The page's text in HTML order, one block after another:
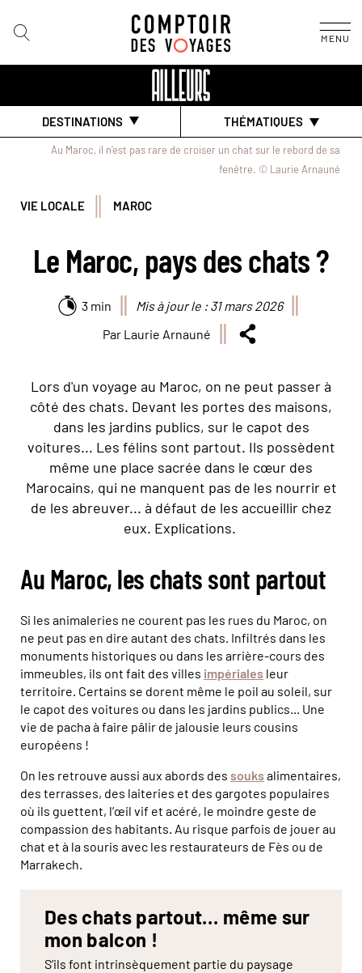
MENU
DESTINATIONS THÉMATIQUES
Au Maroc, il n'est pas rare de croiser un chat sur le rebord de sa
fenêtre. © Laurie Arnauné
VIE LOCALE MAROC
Le Maroc, pays des chats ?
3 min
Mis à jour le : 31 mars 2026
Par Laurie Arnauné
Lors d'un voyage au Maroc, on ne peut passer à
côté des chats. Devant les portes des maisons,
dans les jardins publics, sur le capot des
voitures... Les félins sont partout. Ils possèdent
même une place sacrée dans le cœur des
Marocains, qui ne manquent pas de les nourrir et
de les abreuver... à défaut de les accueillir chez
eux. Explications.
Au Maroc, les chats sont partout
Si les animaleries ne courent pas les rues du Maroc, on
ne peut pas en dire autant des chats. Infiltrés dans les
monuments historiques ou dans les arrière-cours des
immeubles, ils ont fait des villes impériales leur
territoire. Certains se dorent même le poil au soleil, sur
le capot des voitures ou dans les jardins publics... Une
vie de pacha à faire pâlir de jalousie leurs cousins
européens !
On les retrouve aussi aux abords des souksalimentaires,
des terrasses, des laiteries et des gargotes populaires
où ils guettent, l’œil vif et acéré, le moindre geste de
compassion des habitants. Au risque parfois de jouer au
chat et à la souris avec les restaurateurs de Fès ou de
Marrakech.
Des chats partout… même sur
mon balcon !
S’ils font intrinsèquement partie du paysage